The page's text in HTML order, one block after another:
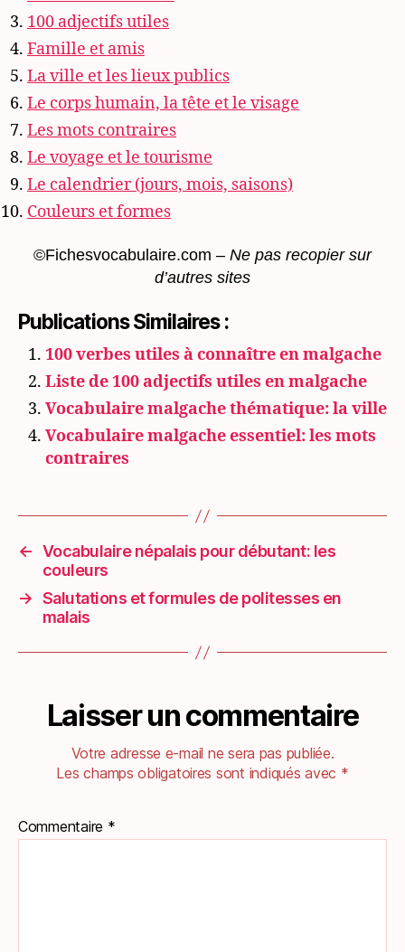
100 adjectifs utiles
Famille et amis
La ville et les lieux publics
Le corps humain, la tête et le visage
Les mots contraires
Le voyage et le tourisme
Le calendrier (jours, mois, saisons)
Couleurs et formes
©Fichesvocabulaire.com – Ne pas recopier sur
d’autres sites
Publications Similaires :
100 verbes utiles à connaître en malgache
Liste de 100 adjectifs utiles en malgache
Vocabulaire malgache thématique: la ville
Vocabulaire malgache essentiel: les mots
contraires
← Vocabulaire népalais pour débutant: les
couleurs
→ Salutations et formules de politesses en
malais
Laisser un commentaire
Votre adresse e-mail ne sera pas publiée.
Les champs obligatoires sont indiqués avec *
Commentaire *